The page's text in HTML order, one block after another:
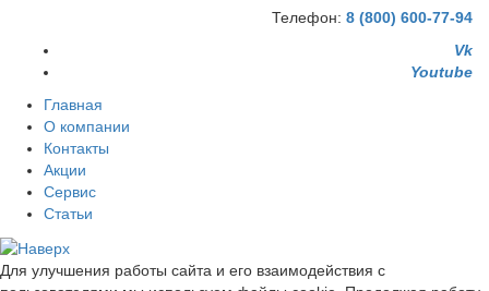
Телефон: 8 (800) 600-77-94
Vk
Youtube
Главная
О компании
Контакты
Акции
Сервис
Статьи
Для улучшения работы сайта и его взаимодействия с